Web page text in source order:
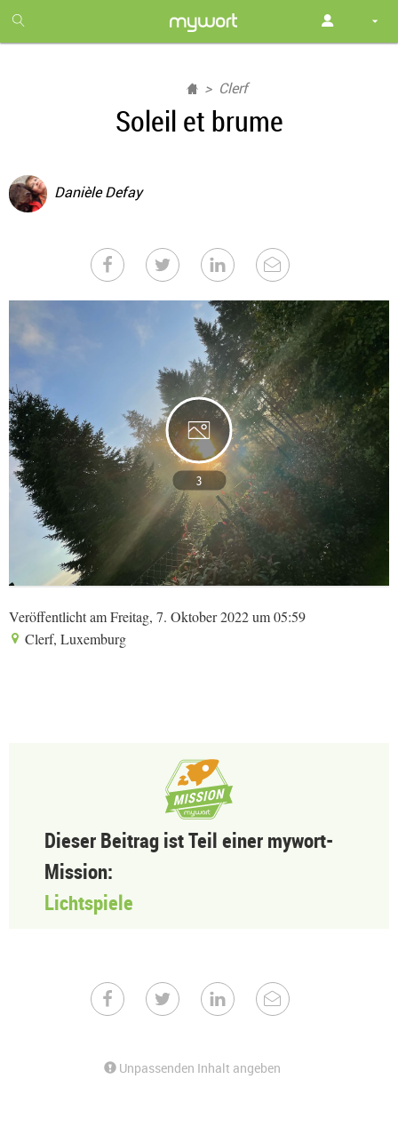
month
free
Clerf
Soleil et brume
Danièle Defay
3
Veröffentlicht am Freitag, 7. Oktober 2022 um 05:59
Clerf, Luxemburg
Dieser Beitrag ist Teil einer mywort-
Mission:
Lichtspiele
Unpassenden Inhalt angeben